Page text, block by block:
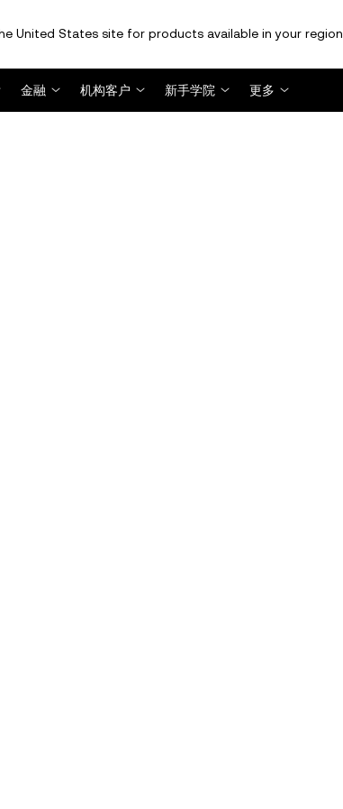
United States site for products available in your region.
金融 机构客户 新手学院 更多